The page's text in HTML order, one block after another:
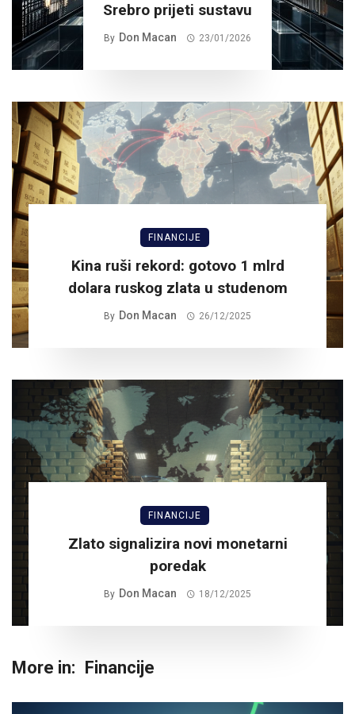
Srebro prijeti sustavu
By Don Macan 23/01/2026
FINANCIJE
Kina ruši rekord: gotovo 1 mlrd
dolara ruskog zlata u studenom
By Don Macan 26/12/2025
FINANCIJE
Zlato signalizira novi monetarni
poredak
By Don Macan 18/12/2025
More in: Financije